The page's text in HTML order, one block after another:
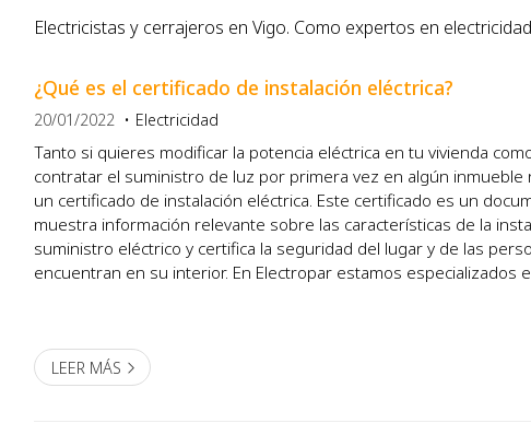
Electricistas y cerrajeros en Vigo. Como expertos en
¿Qué es el certificado de instalación eléctrica?
20/01/2022 Electricidad
Tanto si quieres modificar la potencia eléctrica en tu vivienda
contratar el suministro de luz por primera vez en algún inmueble
un certificado de instalación eléctrica. Este certificado es un
muestra información relevante sobre las características de la
suministro eléctrico y certifica la seguridad del lugar y de las
encuentran en su interior. En Electropar estamos especializados
LEER MÁS